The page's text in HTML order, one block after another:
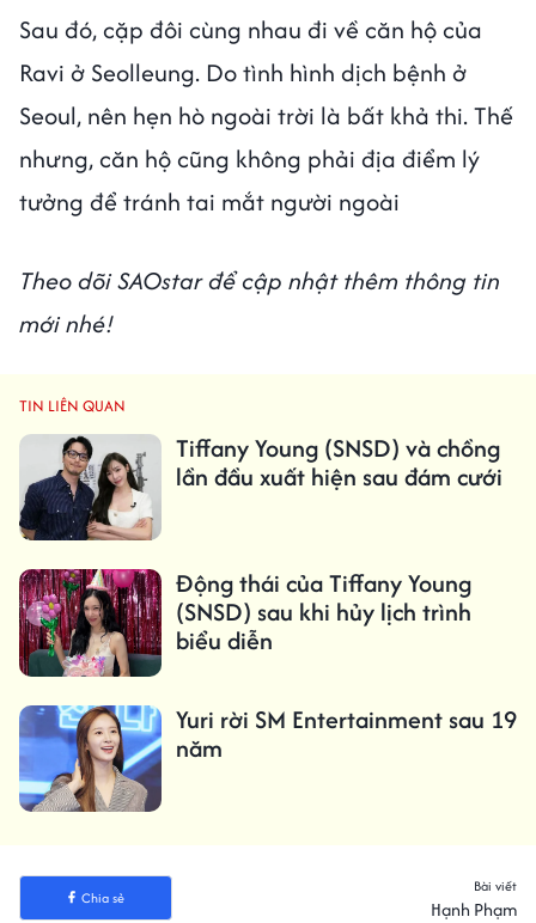
Sau đó, cặp đôi cùng nhau đi về căn hộ của
Ravi ở Seolleung. Do tình hình dịch bệnh ở
Seoul, nên hẹn hò ngoài trời là bất khả thi. Thế
nhưng, căn hộ cũng không phải địa điểm lý
tưởng để tránh tai mắt người ngoài
Theo dõi SAOstar để cập nhật thêm thông tin
mới nhé!
TIN LIÊN QUAN
Tiffany Young (SNSD) và chồng
lần đầu xuất hiện sau đám cưới
Động thái của Tiffany Young
(SNSD) sau khi hủy lịch trình
biểu diễn
Yuri rời SM Entertainment sau 19
năm
Chia sẻ
Bài viết
Hạnh Phạm